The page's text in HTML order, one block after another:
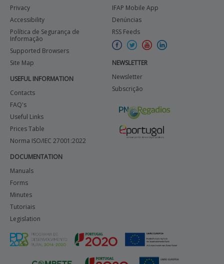
Privacy
Accessibility
Política de Segurança de
Informação
Supported Browsers
Site Map
USEFUL INFORMATION
Contacts
FAQ's
Useful Links
Prices Table
Norma ISO/IEC 27001:2022
DOCUMENTATION
Manuals
Forms
Minutes
Tutoriais
Legislation
IFAP Mobile App
Denúncias
RSS Feeds
NEWSLETTER
Newsletter
Subscrição